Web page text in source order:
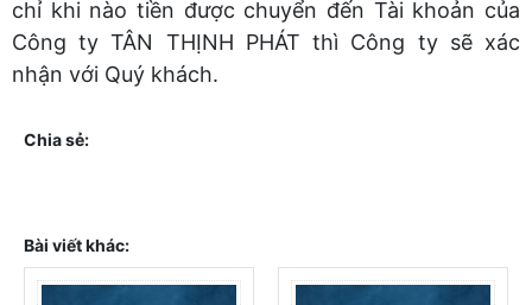
chỉ khi nào tiền được chuyển đến Tài khoản của
Công ty TÂN THỊNH PHÁT thì Công ty sẽ xác
nhận với Quý khách.
Chia sẻ:
Bài viết khác: